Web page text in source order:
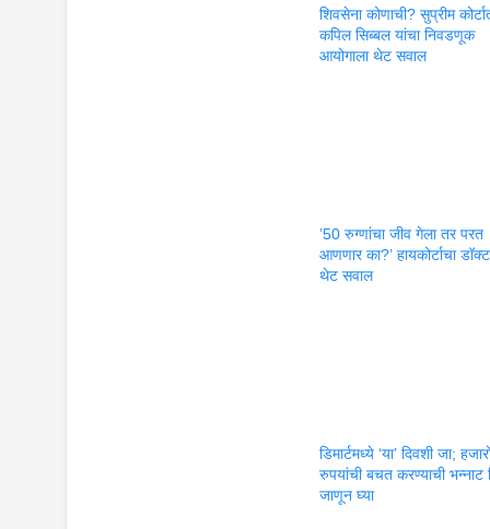
शिवसेना कोणाची? सुप्रीम
कपिल सिब्बल यांचा निवडणूक
आयोगाला थेट सवाल
’50 रुग्णांचा जीव गेला तर परत
आणणार का?’ हायकोर्टाचा
थेट सवाल
डिमार्टमध्ये ‘या’ दिवशी जा;
रुपयांची बचत करण्याची भन्नाट
जाणून घ्या